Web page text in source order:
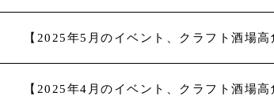
【2025年5月のイベント、クラフト酒場高
【2025年4月のイベント、クラフト酒場高